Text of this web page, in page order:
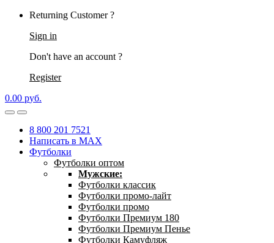
Returning Customer ?
Sign in
Don't have an account ?
Register
0.00 руб.
8 800 201 7521
Написать в MAX
Футболки
Футболки оптом
Мужские:
Футболки классик
Футболки промо-лайт
Футболки промо
Футболки Премиум 180
Футболки Премиум Пенье
Футболки Камуфляж